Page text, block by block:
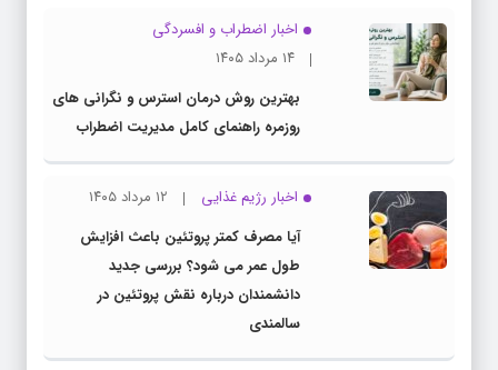
اخبار اضطراب و افسردگی
۱۴ مرداد ۱۴۰۵
بهترین روش درمان استرس و نگرانی های
روزمره راهنمای کامل مدیریت اضطراب
اخبار رژیم غذایی
۱۲ مرداد ۱۴۰۵
آیا مصرف کمتر پروتئین باعث افزایش
طول عمر می شود؟ بررسی جدید
دانشمندان درباره نقش پروتئین در
سالمندی